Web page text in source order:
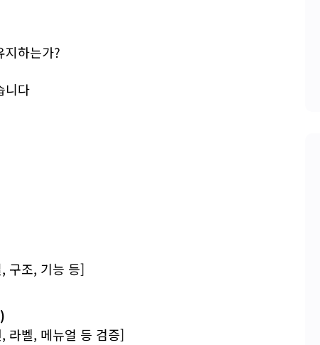
지하는가?
니다
구조, 기능 등]
라벨, 메뉴얼 등 검증]